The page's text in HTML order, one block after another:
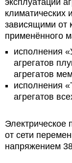
климатических
зависящими от
применённого
исполнения
агрегатов
агрегатов
исполнения
агрегатов
Электрическое
от сети
напряжением